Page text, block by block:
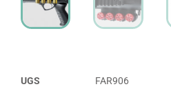
UGS
FAR906